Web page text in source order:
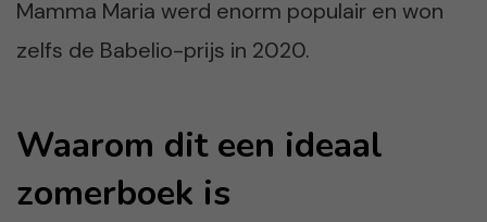
Mamma Maria werd enorm populair en won
zelfs de Babelio-prijs in 2020.
Waarom dit een ideaal
zomerboek is